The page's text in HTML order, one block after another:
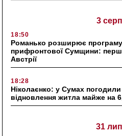
3
18:50
Романько розширює програму
прифронтової Сумщини:
Австрії
18:28
Ніколаєнко: у Сумах
відновлення житла майже на
31